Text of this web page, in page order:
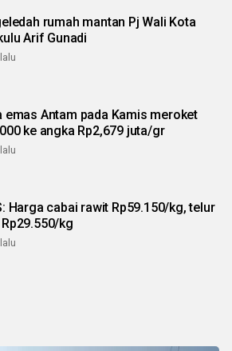
rumah mantan Pj Wali Kota
Arif Gunadi
emas Antam pada Kamis meroket
ke angka Rp2,679 juta/gr
Harga cabai rawit Rp59.150/kg, telur
kg